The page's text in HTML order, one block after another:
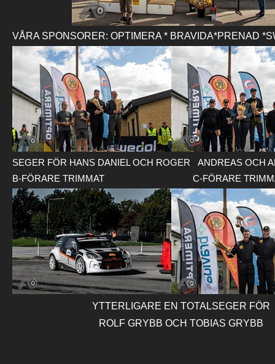
VÅRA SPONSORER: OPTIMERA * BRAVIDA*PRENAD
SEGER FÖR HANS DANIEL OCH ROGER ANDREAS OCH
B-FÖRARE TRIMMAT C-FÖRARE
YTTERLIGARE EN TOTALSEGER FÖR
ROLF GRYBB OCH TOBIAS GRYBB